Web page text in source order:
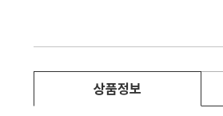
상품정보